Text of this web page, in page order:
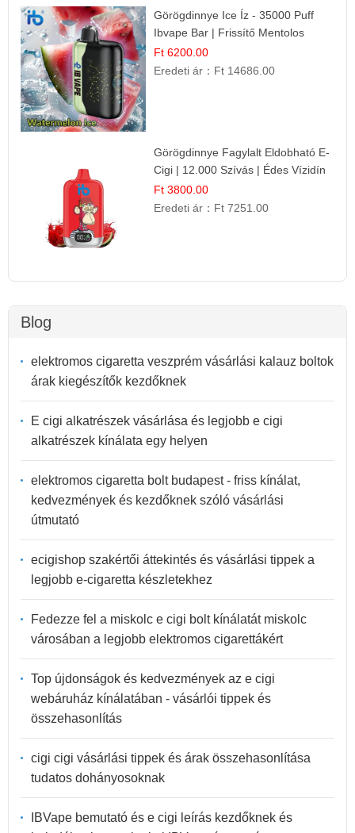
Görögdinnye Ice Íz - 35000 Puff
Ibvape Bar | Frissítő Mentolos
Élmény!
Ft 6200.00
Eredeti ár： Ft 14686.00
Görögdinnye Fagylalt Eldobható E-
Cigi | 12.000 Szívás | Édes Vízidín
Íz
Ft 3800.00
Eredeti ár： Ft 7251.00
Blog
elektromos cigaretta veszprém vásárlási kalauz boltok
árak kiegészítők kezdőknek
E cigi alkatrészek vásárlása és legjobb e cigi
alkatrészek kínálata egy helyen
elektromos cigaretta bolt budapest - friss kínálat,
kedvezmények és kezdőknek szóló vásárlási
útmutató
ecigishop szakértői áttekintés és vásárlási tippek a
legjobb e-cigaretta készletekhez
Fedezze fel a miskolc e cigi bolt kínálatát miskolc
városában a legjobb elektromos cigarettákért
Top újdonságok és kedvezmények az e cigi
webáruház kínálatában - vásárlói tippek és
összehasonlítás
cigi cigi vásárlási tippek és árak összehasonlítása
tudatos dohányosoknak
IBVape bemutató és e cigi leírás kezdőknek és